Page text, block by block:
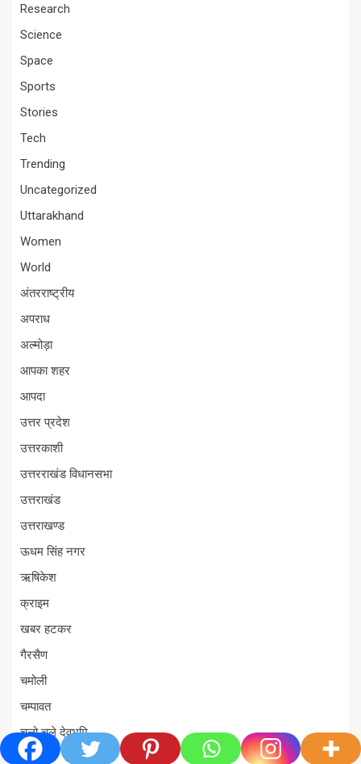
Research
Science
Space
Sports
Stories
Tech
Trending
Uncategorized
Uttarakhand
Women
World
अंतरराष्ट्रीय
अपराध
अल्मोड़ा
आपका शहर
आपदा
उत्तर प्रदेश
उत्तरकाशी
उत्तरराखंड विधानसभा
उत्तराखंड
उत्तराखण्ड
ऊधम सिंह नगर
ऋषिकेश
क्राइम
खबर हटकर
गैरसैण
चमोली
चम्पावत
चलो चले देवभूमि
चारधाम